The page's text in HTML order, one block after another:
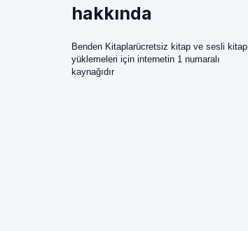
hakkında
Benden Kitaplarücretsiz kitap ve sesli kitap
yüklemeleri için internetin 1 numaralı
kaynağıdır